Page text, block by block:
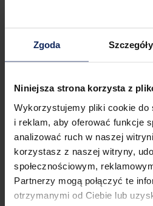
Zgoda Szczegóły
Niniejsza strona korzysta z
Wykorzystujemy pliki cookie do
i reklam, aby oferować funkcje
analizować ruch w naszej
korzystasz z naszej witryny,
społecznościowym,
Partnerzy mogą połączyć te
otrzymanymi od Ciebie lub
Swój pobyt w apartamencie
zapewnionemu zestawowi
Potrzebujesz faktury za nocleg?
Podróżujesz z małym dzieckiem?
turystycznego możesz je
Przemieszczanie się
W pobliżu apartamentu znajduje
ułatwia podróżowanie i
dostępne opcje transportu z